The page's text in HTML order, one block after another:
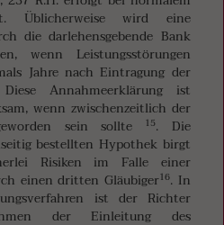
Üblicherweise wird eine
die darlehensgebende Bank
wenn Leistungsstörungen
Jahre nach Eintragung der
Annahmeerklärung ist
wenn zwischenzeitlich der
sein sollte
15. Die
bestellten Hypothek birgt
Risiken im Falle einer
einen dritten Gläubiger16. In
ist der Richter
der Einleitung des